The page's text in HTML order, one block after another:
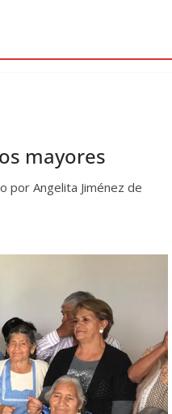
mayores
por Angelita Jiménez de